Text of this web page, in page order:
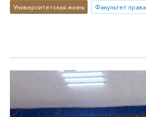
Университетская жизнь Факультет права